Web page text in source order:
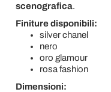
scenografica.
Finiture disponibili:
silver chanel
nero
oro glamour
rosa fashion
Dimensioni: